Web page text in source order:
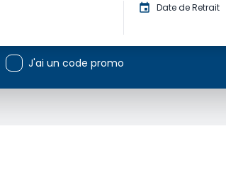
Date de Retrait
J'ai un code promo